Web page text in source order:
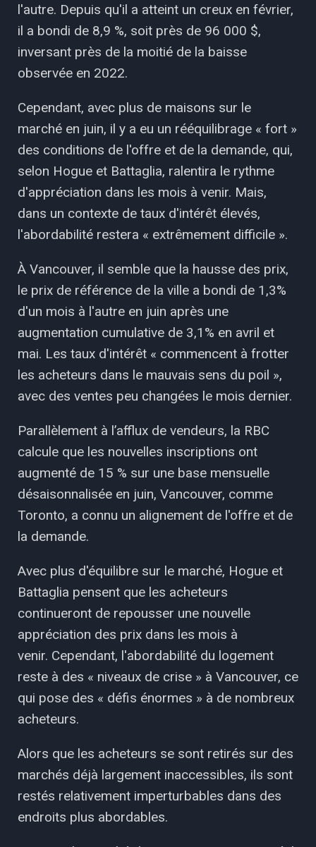
l'autre. Depuis qu'il a atteint un creux en février,
il a bondi de 8,9 %, soit près de 96 000 $,
inversant près de la moitié de la baisse
observée en 2022.
Cependant, avec plus de maisons sur le
marché en juin, il y a eu un rééquilibrage « fort »
des conditions de l'offre et de la demande, qui,
selon Hogue et Battaglia, ralentira le rythme
d'appréciation dans les mois à venir. Mais,
dans un contexte de taux d'intérêt élevés,
l'abordabilité restera « extrêmement difficile ».
À Vancouver, il semble que la hausse des prix,
le prix de référence de la ville a bondi de 1,3%
d'un mois à l'autre en juin après une
augmentation cumulative de 3,1% en avril et
mai. Les taux d'intérêt « commencent à frotter
les acheteurs dans le mauvais sens du poil »,
avec des ventes peu changées le mois dernier.
Parallèlement à l’afflux de vendeurs, la RBC
calcule que les nouvelles inscriptions ont
augmenté de 15 % sur une base mensuelle
désaisonnalisée en juin, Vancouver, comme
Toronto, a connu un alignement de l'offre et de
la demande.
Avec plus d'équilibre sur le marché, Hogue et
Battaglia pensent que les acheteurs
continueront de repousser une nouvelle
appréciation des prix dans les mois à
venir. Cependant, l'abordabilité du logement
reste à des « niveaux de crise » à Vancouver, ce
qui pose des « défis énormes » à de nombreux
acheteurs.
Alors que les acheteurs se sont retirés sur des
marchés déjà largement inaccessibles, ils sont
restés relativement imperturbables dans des
endroits plus abordables.